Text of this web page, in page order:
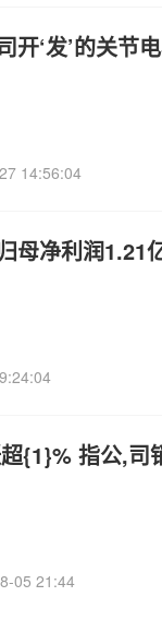
开‘发’的关节
14:56:04
母净利润1.21
{1}% 指公,司
05 21:44